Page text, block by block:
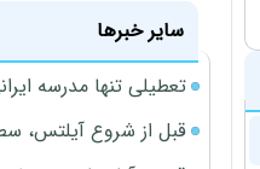
سایر خبرها
تعطیلی تنها مدرسه
قبل از شروع آیلتس،